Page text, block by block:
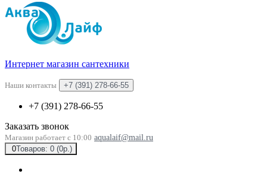
Интернет магазин сантехники
Наши контакты +7 (391) 278-66-55
+7 (391) 278-66-55
Заказать звонок
Магазин работает с 10:00 aqualaif@mail.ru
0Товаров: 0 (0р.)